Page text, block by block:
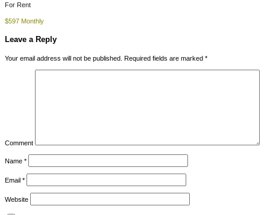
For Rent
$597 Monthly
Leave a Reply
Your email address will not be published. Required fields are marked *
Comment
Name *
Email *
Website